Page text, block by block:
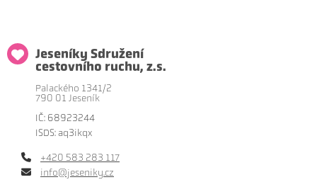
Jeseníky Sdružení
cestovního ruchu, z.s.
Palackého 1341/2
790 01 Jeseník
IČ: 68923244
ISDS: aq3ikqx
+420 583 283 117
info@jeseniky.cz